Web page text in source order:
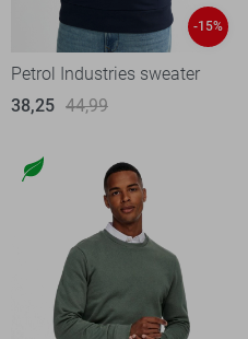
-15%
Petrol Industries sweater
38,25 44,99